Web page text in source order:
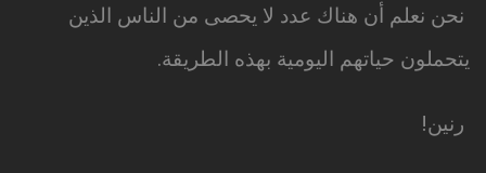
نحن نعلم أن هناك عدد لا يحصى من الناس الذين
يتحملون حياتهم اليومية بهذه الطريقة.
رنين!